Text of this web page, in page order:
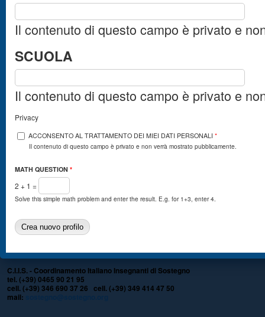
Il contenuto di questo campo è privato e
SCUOLA
Il contenuto di questo campo è privato e
Privacy
ACCONSENTO AL TRATTAMENTO DEI MIEI DATI PERSONALI *
Il contenuto di questo campo è privato e non verrà mostrato pubblicamente.
MATH QUESTION *
2 + 1 =
Solve this simple math problem and enter the result. E.g. for 1+3, enter 4.
C.I.I.S. - Coordinamento Italiano Insegnanti di Sostegno
tel. (+39) 0465 90 21 95
cell. (+39) 346 690 37 26 cell. (+39) 349 414 47 50
mail: